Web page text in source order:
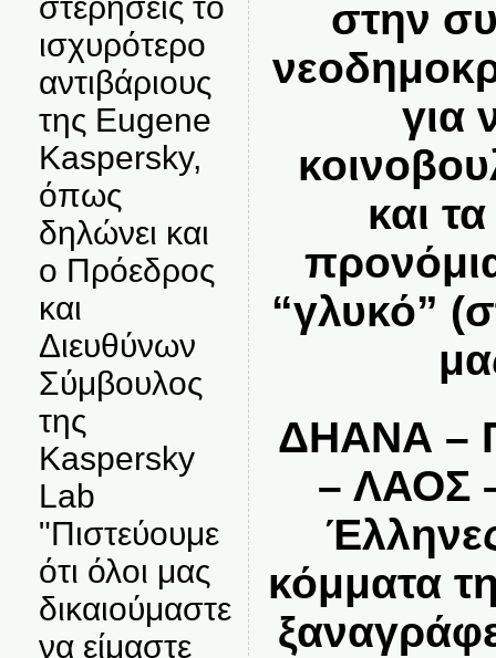
ισχυρότερο
αντιβάριους
της Eugene
Kaspersky,
όπως
δηλώνει και
ο Πρόεδρος
και
Διευθύνων
Σύμβουλος
της
Kaspersky
Lab
"Πιστεύουμε
ότι όλοι μας
δικαιούμαστε
να είμαστε
στην
για
και
“γλυκό”
ΔΗΑΝΑ –
– ΛΑΟΣ
κόμματα